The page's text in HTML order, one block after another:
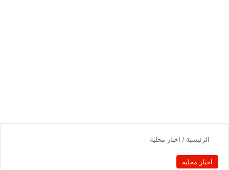
الرئيسية / اخبار محلية
اخبار محلية